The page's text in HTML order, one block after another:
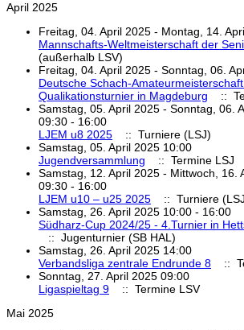
April 2025
Freitag, 04. April 2025 - Montag, 14.
Mannschafts-Weltmeisterschaft der
(außerhalb LSV)
Freitag, 04. April 2025 - Sonntag, 06.
Deutsche Schach-
Qualikationsturnier in Magdeburg
::
Samstag, 05. April 2025 - Sonntag, 06.
09:30 - 16:00
LJEM u8 2025
:: Turniere (LSJ)
Samstag, 05. April 2025 10:00
Jugendversammlung
:: Termine LSJ
Samstag, 12. April 2025 - Mittwoch, 16.
09:30 - 16:00
LJEM u10 – u25 2025
:: Turniere
Samstag, 26. April 2025 10:00 - 16:00
Südharz-Cup 2024/25 - 4.Turnier in
:: Jugenturnier (SB HAL)
Samstag, 26. April 2025 14:00
Verbandsliga zentrale Endrunde 8
::
Sonntag, 27. April 2025 09:00
Ligaspieltag 9
:: Termine LSV
Mai 2025